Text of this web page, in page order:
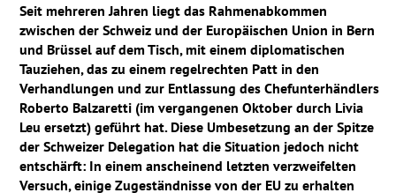
Seit mehreren Jahren liegt das Rahmenabkommen
zwischen der Schweiz und der Europäischen Union in Bern
und Brüssel auf dem Tisch, mit einem diplomatischen
Tauziehen, das zu einem regelrechten Patt in den
Verhandlungen und zur Entlassung des Chefunterhändlers
Roberto Balzaretti (im vergangenen Oktober durch Livia
Leu ersetzt) geführt hat. Diese Umbesetzung an der Spitze
der Schweizer Delegation hat die Situation jedoch nicht
entschärft: In einem anscheinend letzten verzweifelten
Versuch, einige Zugeständnisse von der EU zu erhalten